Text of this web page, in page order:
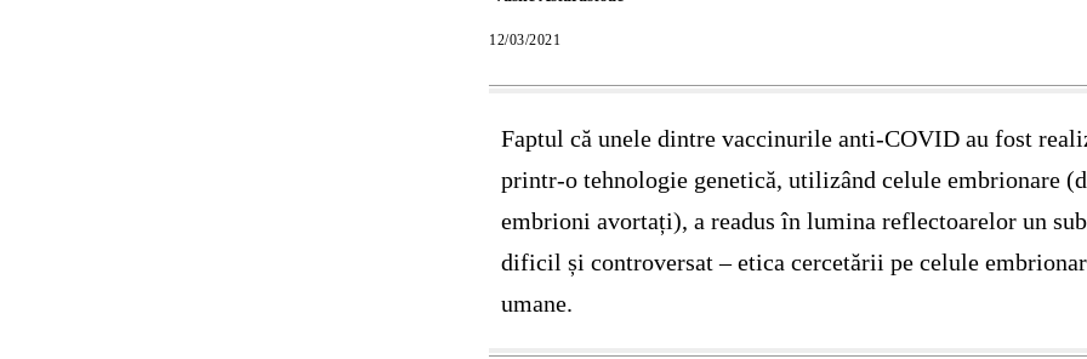
12/03/2021
Faptul că unele dintre vaccinurile anti-COVID au fost
printr-o tehnologie genetică, utilizând celule embrionare
embrioni avortați), a readus în lumina reflectoarelor un
dificil și controversat – etica cercetării pe celule
umane.